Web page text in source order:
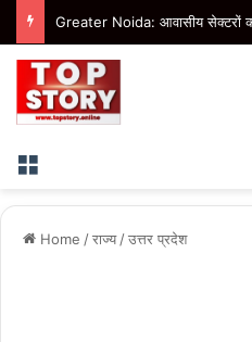
Menu
Home /राज्य /उत्तर प्रदेश